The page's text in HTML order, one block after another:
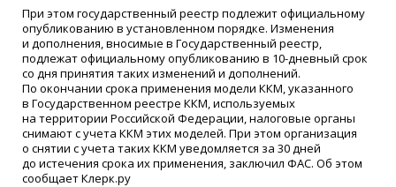
При этом государственный реестр подлежит официальному
опубликованию в установленном порядке. Изменения
и дополнения, вносимые в Государственный реестр,
подлежат официальному опубликованию в 10-дневный срок
со дня принятия таких изменений и дополнений.
По окончании срока применения модели ККМ, указанного
в Государственном реестре ККМ, используемых
на территории Российской Федерации, налоговые органы
снимают с учета ККМ этих моделей. При этом организация
о снятии с учета таких ККМ уведомляется за 30 дней
до истечения срока их применения, заключил ФАС. Об этом
сообщает Клерк.ру